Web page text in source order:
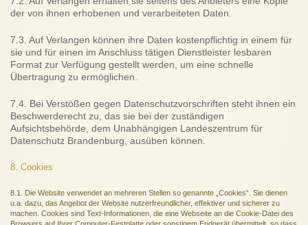
der von ihnen erhobenen und verarbeiteten Daten.
7.3. Auf Verlangen können ihre Daten kostenpflichtig in einem für
sie und für einen im Anschluss tätigen Dienstleister lesbaren
Format zur Verfügung gestellt werden, um eine schnelle
Übertragung zu ermöglichen.
7.4. Bei Verstößen gegen Datenschutzvorschriften steht ihnen ein
Beschwerderecht zu, das sie bei der zuständigen
Aufsichtsbehörde, dem Unabhängigen Landeszentrum für
Datenschutz Brandenburg, ausüben können.
8. Cookies
8.1. Die Website verwendet an mehreren Stellen so genannte „Cookies“. Sie dienen
u.a. dazu, das Angebot der Website nutzerfreundlicher, effektiver und sicherer zu
machen. Cookies sind Text-Informationen, die eine Webseite an die Cookie-Datei des
Browsers auf Ihrer Computer-Festplatte oder sonstigem Endgerät übermittelt, so dass